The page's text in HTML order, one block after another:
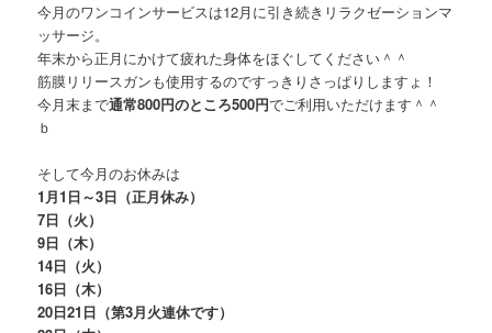
今月のワンコインサービスは12月に引き続きリラクゼーションマ
ッサージ。
年末から正月にかけて疲れた身体をほぐしてください＾＾
筋膜リリースガンも使用するのですっきりさっぱりしますょ！
今月末まで通常800円のところ500円でご利用いただけます＾＾
ｂ
そして今月のお休みは
1月1日～3日（正月休み）
7日（火）
9日（木）
14日（火）
16日（木）
20日21日（第3月火連休です）